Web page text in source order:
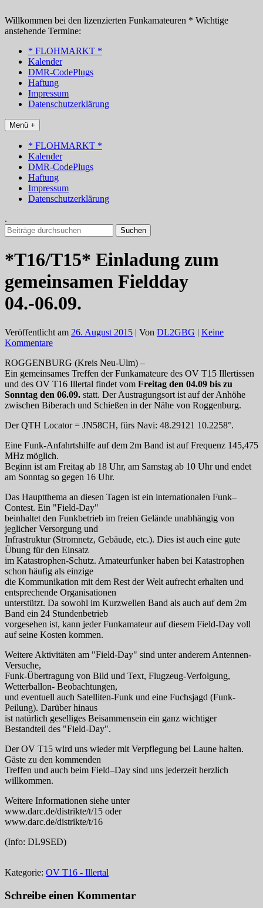
Inhalt
springen
Willkommen bei den lizenzierten Funkamateuren * Wichtige
anstehende Termine:
* FLOHMARKT *
Kalender
DMR-CodePlugs
Haftung
Impressum
Datenschutzerklärung
Menü +
* FLOHMARKT *
Kalender
DMR-CodePlugs
Haftung
Impressum
Datenschutzerklärung
.
Suchen
nach:
*T16/T15* Einladung zum
gemeinsamen Fieldday
04.-06.09.
Veröffentlicht am 26. August 2015 | Von DL2GBG | Keine
Kommentare
ROGGENBURG (Kreis Neu-Ulm) –
Ein gemeinsames Treffen der Funkamateure des OV T15 Illertissen
und des OV T16 Illertal findet vom Freitag den 04.09 bis zu
Sonntag den 06.09. statt. Der Austragungsort ist auf der Anhöhe
zwischen Biberach und Schießen in der Nähe von Roggenburg.
Der QTH Locator = JN58CH, fürs Navi: 48.29121 10.2258°.
Eine Funk-Anfahrtshilfe auf dem 2m Band ist auf Frequenz 145,475
MHz möglich.
Beginn ist am Freitag ab 18 Uhr, am Samstag ab 10 Uhr und endet
am Sonntag so gegen 16 Uhr.
Das Hauptthema an diesen Tagen ist ein internationalen Funk–
Contest. Ein "Field-Day"
beinhaltet den Funkbetrieb im freien Gelände unabhängig von
jeglicher Versorgung und
Infrastruktur (Stromnetz, Gebäude, etc.). Dies ist auch eine gute
Übung für den Einsatz
im Katastrophen-Schutz. Amateurfunker haben bei Katastrophen
schon häufig als einzige
die Kommunikation mit dem Rest der Welt aufrecht erhalten und
entsprechende Organisationen
unterstützt. Da sowohl im Kurzwellen Band als auch auf dem 2m
Band ein 24 Stundenbetrieb
vorgesehen ist, kann jeder Funkamateur auf diesem Field-Day voll
auf seine Kosten kommen.
Weitere Aktivitäten am "Field-Day" sind unter anderem Antennen-
Versuche,
Funk-Übertragung von Bild und Text, Flugzeug-Verfolgung,
Wetterballon- Beobachtungen,
und eventuell auch Satelliten-Funk und eine Fuchsjagd (Funk-
Peilung). Darüber hinaus
ist natürlich geselliges Beisammensein ein ganz wichtiger
Bestandteil des "Field-Day".
Der OV T15 wird uns wieder mit Verpflegung bei Laune halten.
Gäste zu den kommenden
Treffen und auch beim Field–Day sind uns jederzeit herzlich
willkommen.
Weitere Informationen siehe unter
www.darc.de/distrikte/t/15 oder
www.darc.de/distrikte/t/16
(Info: DL9SED)
Kategorie: OV T16 - Illertal
Schreibe einen Kommentar